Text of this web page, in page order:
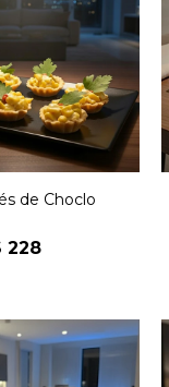
con choclo,
y morrón.
de Choclo
228